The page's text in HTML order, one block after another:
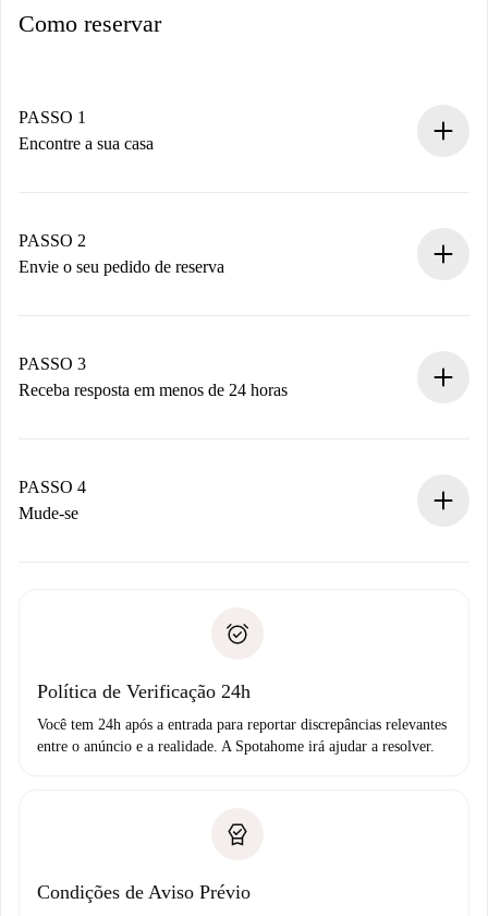
Como reservar
PASSO 1
Encontre a sua casa
Você tem todas as informações necessárias
antecipadamente.
PASSO 2
Envie o seu pedido de reserva
Não cobramos nada até que o proprietário confirme.
PASSO 3
Receba resposta em menos de 24 horas
proprietário.
Se recusada: não cobraremos nada e ofereceremos
Débito direto bancário
PASSO 4
Mude-se
não comunicar nenhum problema.
Política de Verificação 24h
Você tem 24h após a entrada para reportar discrepâncias relevantes
entre o anúncio e a realidade. A Spotahome irá ajudar a resolver.
Condições de Aviso Prévio